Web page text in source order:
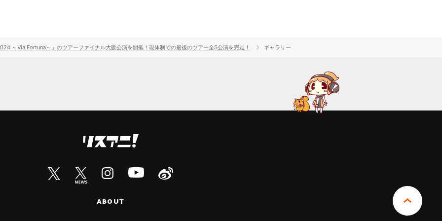
～Via Fortuna～」のツアーファイナル大阪公演を開催！現体制での最後のツアー全5公演を完走！ ギャラリー
ABOUT